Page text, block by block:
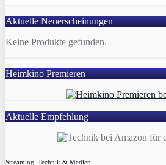
Aktuelle Neuerscheinungen
Keine Produkte gefunden.
Heimkino Premieren
Aktuelle Empfehlung
Streaming, Technik & Medien